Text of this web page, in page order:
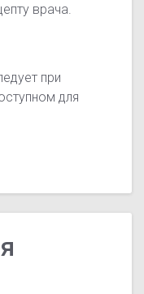
врача.
при
для